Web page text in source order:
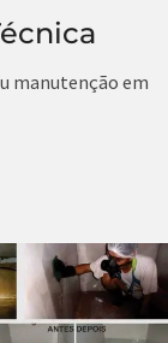
manutenção em